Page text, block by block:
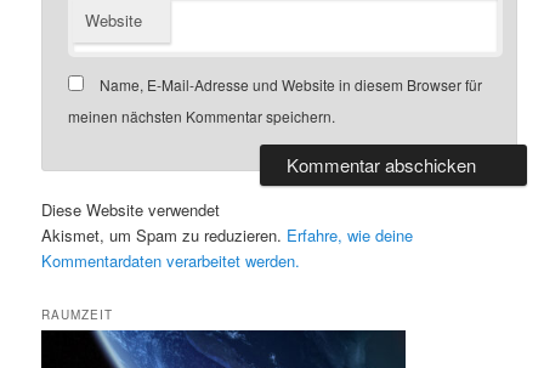
Website
Name, E-Mail-Adresse und Website in diesem Browser für
meinen nächsten Kommentar speichern.
Diese Website verwendet
Akismet, um Spam zu reduzieren. Erfahre, wie deine
Kommentardaten verarbeitet werden.
RAUMZEIT